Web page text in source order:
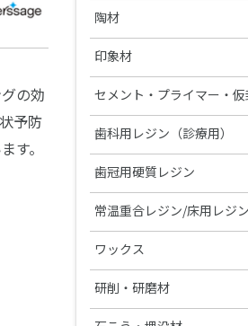
製品カタログ・取扱説
の効
予防
す。
GO2Dental
松風S-WAVEスキャナー
DWXシリーズ/MD-500S
オストロマットシリーズ
CAD/CAM材料
ジルコニアZRシリーズ
ハイブリッドレジンHCシ
その他レジン
松風ディスクワックス
3Dプリンターシステム
カーラプリント シリーズ
UltraCraft A2D HD
ディーマ プリントシリー
ク
S-WAVEプリントシリーズ
(IMD-S対応)
S-WAVEプリントシリーズ
(UltraCraft A2D HD対応)
硬質レジン歯
エンデュラ（前歯/臼歯）
NC ベラシア（前歯/臼歯
バイオリンガ
エンデュラ ゼロ臼歯
レジン歯
松風リアルクラウン前歯
レジン前歯
松風レジン臼歯
松風バイオエースレジン
歯
陶歯
ベラシア SA ポーセレン（
熱可塑性レジン歯
ベラシア SA フルアーチ
テンポラリークラウン用
松風シェルクラウン SA
陶材
オールセラミックス陶材
ヴィンテージ ZR
ヴィンテージ LD プレス
ヴィンテージ PRIME プ
金属焼付用陶材
ヴィンテージ MP
ヴィンテージ ハロー
関連製品
ヴィンテージ アートシリ
希釈液・分離液・その他
ガイド
筆等作業用具
印象材
印象材（診療用）
グランブルー EX
デントシリコーン アクア
ジルデフィットシリーズ
印象材（技工用）
デュプリゲル
松風ラボシリコーン
デュプリコーン
関連製品
CDスペーサー
CDフラスコ
松風咬合紙
セメント・プライマー・
接着性レジンセメント
ビューティリンクSA
ビューティセム べニア
前処理材(プライマー)
各種前処理材
合着用セメント
ハイ-ボンド レジグラス
ハイ-ボンド グラスアイオ
CX
裏層用セメント
松風ベースセメント （ピ
松風ベースセメント ホワ
仮着・仮封材
歯科用レジン（診療用）
レジン（診療用）
ビューティシーラント
充填用コンポジットレジ
支台築造用レジン
ボンディング材
PRリペアキット
フルオロボンド シェイク
セラレジンボンド
エッチング/歯面コンディ
ー
関連製品
歯冠用硬質レジン
歯冠用硬質レジン
セラマージュ デュオ
セラマージュ アップ
関連製品
ライトフィルセップ
リテンションビーズ 150/
常温重合レジン/床用レジン
常温重合レジン
プロビナイスシリーズ
義歯床用レジン
フィットレジン
ワックス
インレーワックス
松風カラーワックス
研削・研磨材